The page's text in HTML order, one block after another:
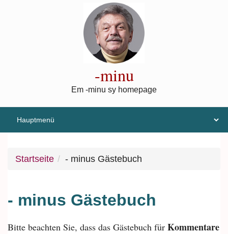
-minu
Em -minu sy homepage
Startseite - minus Gästebuch
- minus Gästebuch
Bitte beachten Sie, dass das Gästebuch für Kommentare